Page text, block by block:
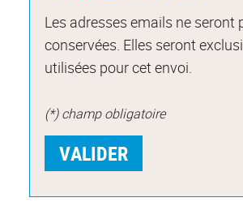
Les adresses emails ne seront
conservées. Elles seront
utilisées pour cet envoi.
(*) champ obligatoire